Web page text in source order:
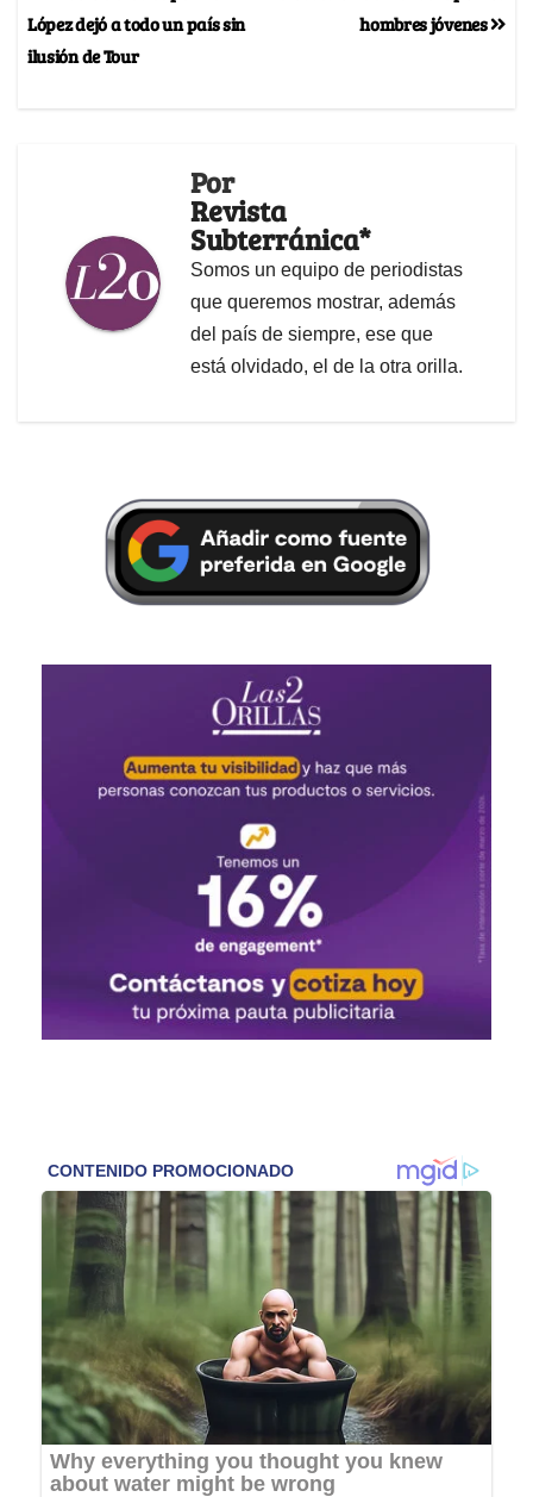
hombres jóvenes
López dejó a todo un país sin
ilusión de Tour
Por
Revista
Subterránica*
Somos un equipo de periodistas
que queremos mostrar, además
del país de siempre, ese que
está olvidado, el de la otra orilla.